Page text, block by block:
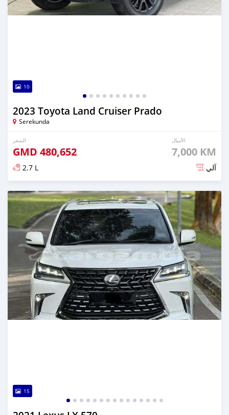
10
2023 Toyota Land Cruiser Prado
Serekunda
السعر
GMD 480,652
الأميال
7,000 KM
2.7 L آلي
تم النشر منذ 6 أشهر مضت
15